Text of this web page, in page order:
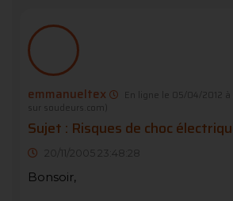
emmanueltex En ligne le 05/04/2012 à
sur soudeurs.com)
Sujet : Risques de choc
20/11/2005 23:48:28
Bonsoir,